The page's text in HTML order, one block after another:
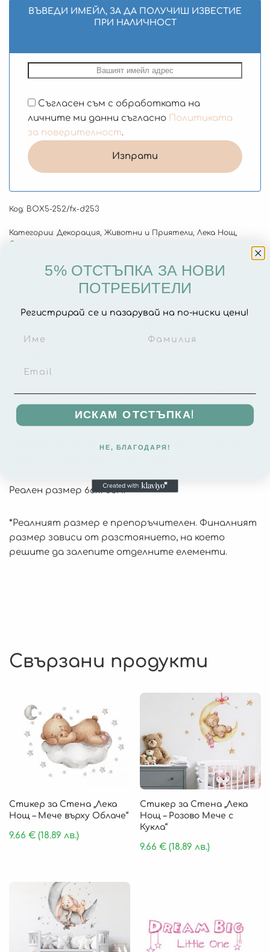
ВЪВЕДИ ИМЕЙЛ, ЗА ДА ПОЛУЧИШ ИЗВЕСТИЕ
ПРИ НАЛИЧНОСТ
Съгласен съм с обработката на
личните ми данни съгласно Политиката
за поверителност.
Код: BOX5-252/fx-d253
Категории: Декорация Животни и Приятели Лека Нощ
Стикери
Етикети:BF24 ,den-na-deteto
Внесете уют и спокойствие в стаята на Вашето
дете с красивите стикери за стена.
Стикерите са самозалепващи и са подходящи
Реален размер 66х70см.
*Реалният размер е препоръчителен. Финалният
размер зависи от разстоянието, на което
решите да залепите отделните елементи.
Свързани продукти
Стикер за Стена „Лека
Нощ – Мече върху Облаче“
9.66 € (18.89 лв.)
Стикер за Стена „Лека
Нощ – Розово Мече с
Кукла“
9.66€ (18.89 лв.)
5% ОТСТЪПКА ЗА НОВИ
ПОТРЕБИТЕЛИ
Регистрирай се и пазарувай на по-ниски цени!
ИСКАМ ОТСТЪПКА!
НЕ, БЛАГОДАРЯ!